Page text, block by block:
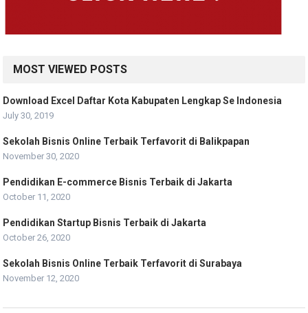
MOST VIEWED POSTS
Download Excel Daftar Kota Kabupaten Lengkap Se Indonesia
July 30, 2019
Sekolah Bisnis Online Terbaik Terfavorit di Balikpapan
November 30, 2020
Pendidikan E-commerce Bisnis Terbaik di Jakarta
October 11, 2020
Pendidikan Startup Bisnis Terbaik di Jakarta
October 26, 2020
Sekolah Bisnis Online Terbaik Terfavorit di Surabaya
November 12, 2020